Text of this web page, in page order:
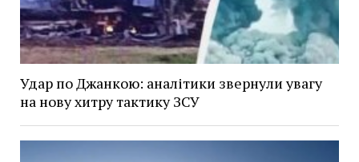
Удар по Джанкою: аналітики звернули увагу
на нову хитру тактику ЗСУ